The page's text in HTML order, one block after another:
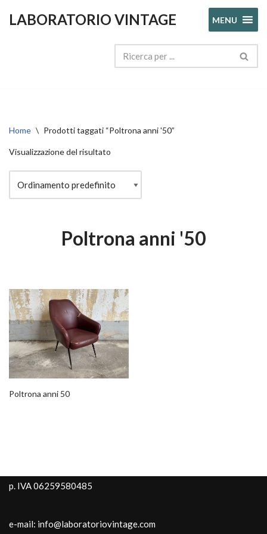
LABORATORIO VINTAGE MENU
Home \ Prodotti taggati “Poltrona anni '50”
Visualizzazione del risultato
Poltrona anni '50
Poltrona anni 50
p. IVA 06259580485
e-mail: info@laboratoriovintage.com